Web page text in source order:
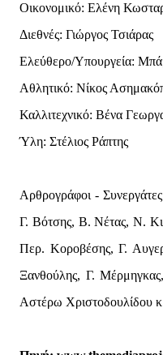
Οικονομικό: Ελένη
Διεθνές: Γιώργος Τσιάρας
Ελεύθερο/Υπουργεία:
Αθλητικό: Νίκος
Καλλιτεχνικό: Βένα
Ύλη: Στέλιος Ράπτης
Αρθρογράφοι -
Γ. Βότσης, Β. Νέτας, Ν.
Περ. Κοροβέσης, Γ.
Ξανθούλης, Γ.
Αστέρω Χριστοδουλίδου